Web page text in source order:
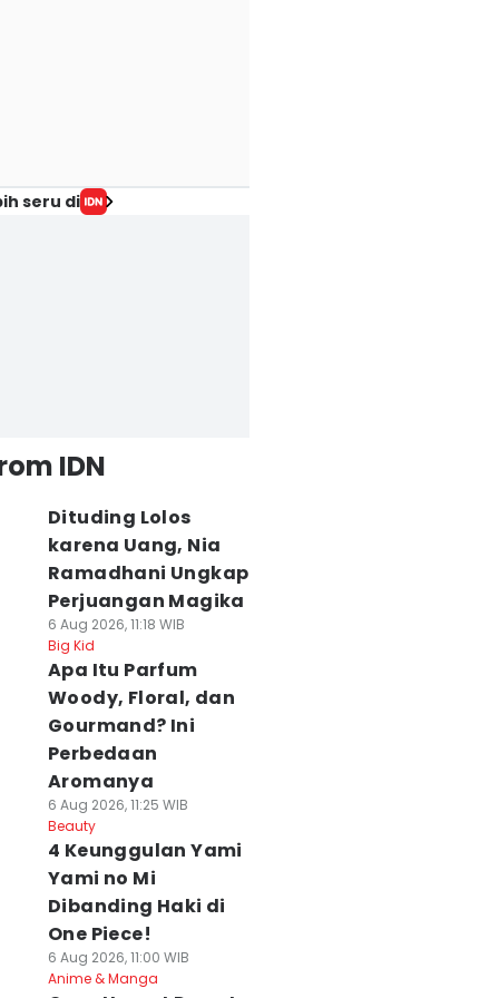
seru di
IDN
Dituding Lolos
karena Uang, Nia
Ramadhani Ungkap
Perjuangan Magika
6 Aug 2026, 11:18 WIB
Big Kid
Apa Itu Parfum
Woody, Floral, dan
Gourmand? Ini
Perbedaan
Aromanya
6 Aug 2026, 11:25 WIB
Beauty
4 Keunggulan Yami
Yami no Mi
Dibanding Haki di
One Piece!
6 Aug 2026, 11:00 WIB
Anime & Manga